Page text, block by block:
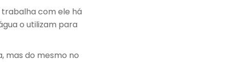
trabalha com ele há
o utilizam para
mas do mesmo no